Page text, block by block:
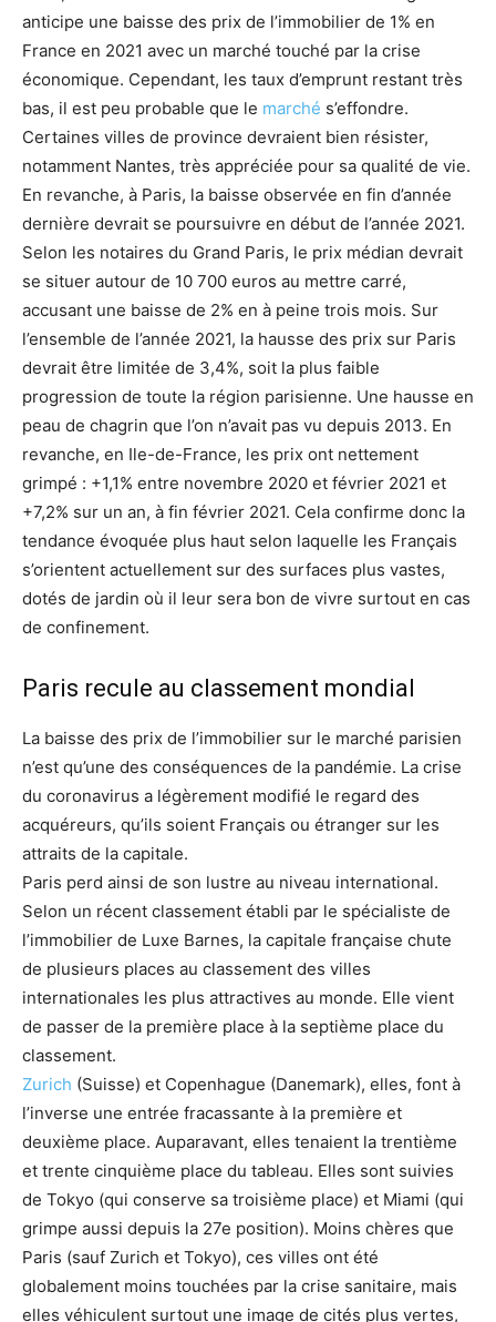
anticipe une baisse des prix de l’immobilier de 1% en
France en 2021 avec un marché touché par la crise
économique. Cependant, les taux d’emprunt restant très
bas, il est peu probable que le marché s’effondre.
Certaines villes de province devraient bien résister,
notamment Nantes, très appréciée pour sa qualité de vie.
En revanche, à Paris, la baisse observée en fin d’année
dernière devrait se poursuivre en début de l’année 2021.
Selon les notaires du Grand Paris, le prix médian devrait
se situer autour de 10 700 euros au mettre carré,
accusant une baisse de 2% en à peine trois mois. Sur
l’ensemble de l’année 2021, la hausse des prix sur Paris
devrait être limitée de 3,4%, soit la plus faible
progression de toute la région parisienne. Une hausse en
peau de chagrin que l’on n’avait pas vu depuis 2013. En
revanche, en Ile-de-France, les prix ont nettement
grimpé : +1,1% entre novembre 2020 et février 2021 et
+7,2% sur un an, à fin février 2021. Cela confirme donc la
tendance évoquée plus haut selon laquelle les Français
s’orientent actuellement sur des surfaces plus vastes,
dotés de jardin où il leur sera bon de vivre surtout en cas
de confinement.
Paris recule au classement mondial
La baisse des prix de l’immobilier sur le marché parisien
n’est qu’une des conséquences de la pandémie. La crise
du coronavirus a légèrement modifié le regard des
acquéreurs, qu’ils soient Français ou étranger sur les
attraits de la capitale.
Paris perd ainsi de son lustre au niveau international.
Selon un récent classement établi par le spécialiste de
l’immobilier de Luxe Barnes, la capitale française chute
de plusieurs places au classement des villes
internationales les plus attractives au monde. Elle vient
de passer de la première place à la septième place du
classement.
Zurich (Suisse) et Copenhague (Danemark), elles, font à
l’inverse une entrée fracassante à la première et
deuxième place. Auparavant, elles tenaient la trentième
et trente cinquième place du tableau. Elles sont suivies
de Tokyo (qui conserve sa troisième place) et Miami (qui
grimpe aussi depuis la 27e position). Moins chères que
Paris (sauf Zurich et Tokyo), ces villes ont été
globalement moins touchées par la crise sanitaire, mais
elles véhiculent surtout une image de cités plus vertes,